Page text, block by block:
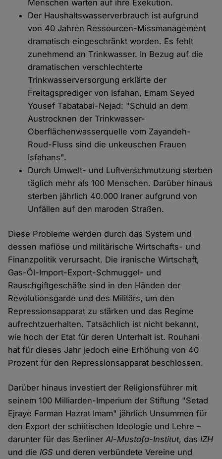
Menschen warten auf ihre Exekution.
Der Haushaltswasserverbrauch ist aufgrund
von 40 Jahren Ressourcen-Missmanagement
dramatisch eingeschränkt worden. Es fehlt
zunehmend an Trinkwasser. In Bezug auf die
dramatischen verschlechterte
Trinkwasserversorgung erklärte der
Freitagsprediger von Isfahan, Emam Seyed
Yousef Tabatabai-Nejad: "Schuld an dem
Austrocknen der Trinkwasser-
Oberflächenwasserquelle vom Zayandeh-
Roud-Fluss sind die unkeuschen Frauen
Isfahans".
Durch Umwelt- und Luftverschmutzung sterben
täglich mehr als 100 Menschen. Darüber hinaus
sterben jährlich 40.000 Iraner aufgrund von
Unfällen auf den maroden Straßen.
Diese Probleme werden durch das System und
dessen mafiöse und militärische Wirtschafts- und
Finanzpolitik verursacht. Die iranische Wirtschaft,
Gas-Öl-Import-Export-Schmuggel- und
Rauschgiftgeschäfte sind in den Händen der
Revolutionsgarde und des Militärs, um den
Repressionsapparat zu stärken und das Regime
aufrechtzuerhalten. Tatsächlich ist nicht bekannt,
wie hoch der Etat für deren Unterhalt ist. Rouhani
hat für dieses Jahr jedoch eine Erhöhung von 40
Prozent für den Repressionsapparat beschlossen.
Darüber hinaus investiert der Religionsführer mit
seinem 100 Milliarden-Imperium der Stiftung "Setad
Ejraye Farman Hazrat Imam" jährlich Unsummen für
den Export der schiitischen Ideologie und Lehre –
darunter für das BerlinerAl-Mustafa-Institut, dasIZH
und dieIGS und deren verbündete Vereine und